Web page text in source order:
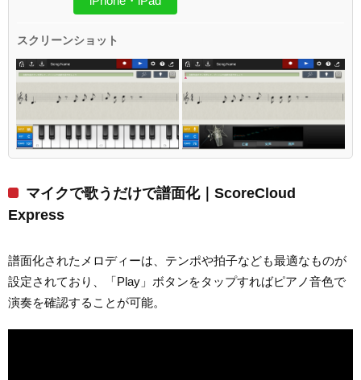
スクリーンショット
マイクで歌うだけで譜面化｜ScoreCloud
Express
譜面化されたメロディーは、テンポや拍子なども最適なものが
設定されており、「Play」ボタンをタップすればピアノ音色で
演奏を確認することが可能。